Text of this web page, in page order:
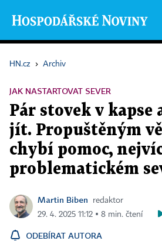
HN.cz › Archiv
JAK NASTARTOVAT SEVER
Pár stovek v kapse
jít. Propuštěným
chybí pomoc,
problematickém
Martin Biben
redaktor
29. 4. 2025 11:12 ▪ 8 min. čtení
ODEBÍRAT AUTORA